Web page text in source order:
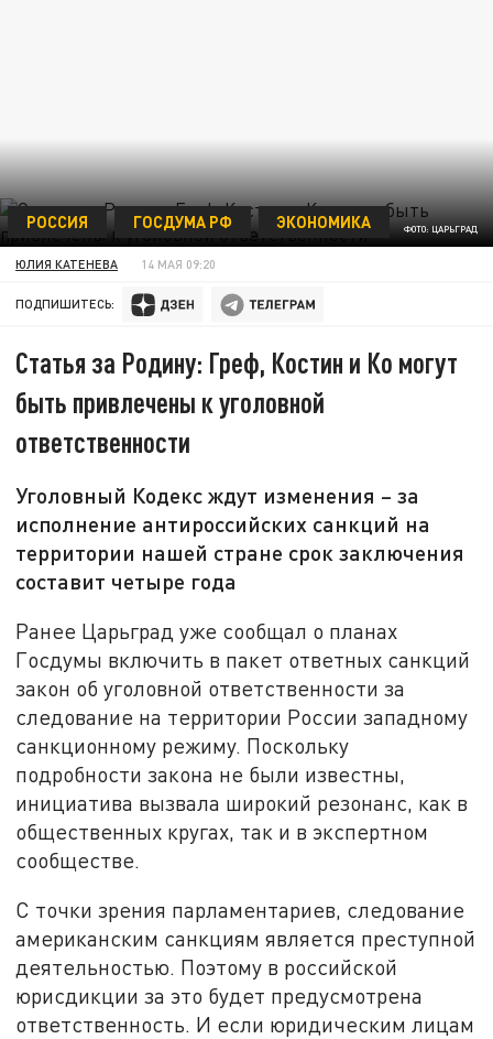
ФОТО: ЦАРЬГРАД
РОССИЯ ГОСДУМА РФ ЭКОНОМИКА
ЮЛИЯ КАТЕНЕВА 14 МАЯ 09:20
ПОДПИШИТЕСЬ:
Статья за Родину: Греф, Костин и Ко могут
быть привлечены к уголовной
ответственности
Уголовный Кодекс ждут изменения – за
исполнение антироссийских санкций на
территории нашей стране срок заключения
составит четыре года
Ранее Царьград уже сообщал о планах
Госдумы включить в пакет ответных санкций
закон об уголовной ответственности за
следование на территории России западному
санкционному режиму. Поскольку
подробности закона не были известны,
инициатива вызвала широкий резонанс, как в
общественных кругах, так и в экспертном
сообществе.
С точки зрения парламентариев, следование
американским санкциям является преступной
деятельностью. Поэтому в российской
юрисдикции за это будет предусмотрена
ответственность. И если юридическим лицам